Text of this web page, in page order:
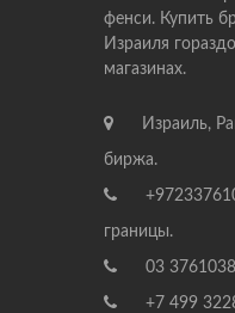
фенси. Купить
Израиля
магазинах.
Израиль,
биржа.
границы.
03
+7 499